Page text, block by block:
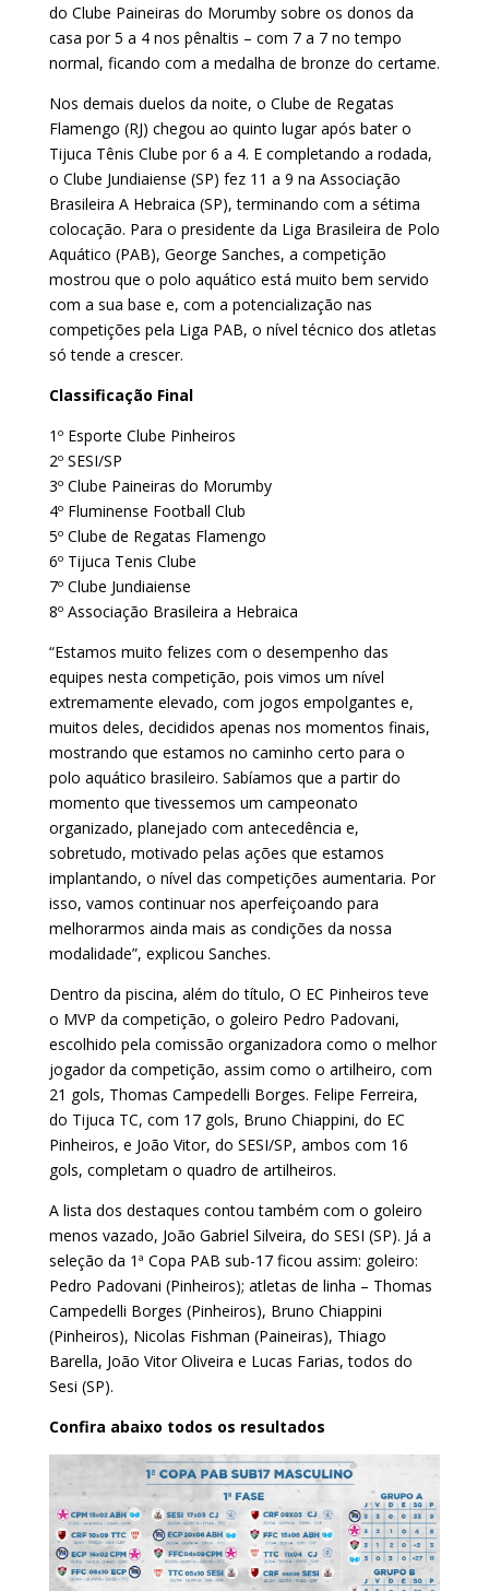
do Clube Paineiras do Morumby sobre os donos da
casa por 5 a 4 nos pênaltis – com 7 a 7 no tempo
normal, ficando com a medalha de bronze do certame.
Nos demais duelos da noite, o Clube de Regatas
Flamengo (RJ) chegou ao quinto lugar após bater o
Tijuca Tênis Clube por 6 a 4. E completando a rodada,
o Clube Jundiaiense (SP) fez 11 a 9 na Associação
Brasileira A Hebraica (SP), terminando com a sétima
colocação. Para o presidente da Liga Brasileira de Polo
Aquático (PAB), George Sanches, a competição
mostrou que o polo aquático está muito bem servido
com a sua base e, com a potencialização nas
competições pela Liga PAB, o nível técnico dos atletas
só tende a crescer.
Classificação Final
1º Esporte Clube Pinheiros
2º SESI/SP
3º Clube Paineiras do Morumby
4º Fluminense Football Club
5º Clube de Regatas Flamengo
6º Tijuca Tenis Clube
7º Clube Jundiaiense
8º Associação Brasileira a Hebraica
“Estamos muito felizes com o desempenho das
equipes nesta competição, pois vimos um nível
extremamente elevado, com jogos empolgantes e,
muitos deles, decididos apenas nos momentos finais,
mostrando que estamos no caminho certo para o
polo aquático brasileiro. Sabíamos que a partir do
momento que tivessemos um campeonato
organizado, planejado com antecedência e,
sobretudo, motivado pelas ações que estamos
implantando, o nível das competições aumentaria. Por
isso, vamos continuar nos aperfeiçoando para
melhorarmos ainda mais as condições da nossa
modalidade”, explicou Sanches.
Dentro da piscina, além do título, O EC Pinheiros teve
o MVP da competição, o goleiro Pedro Padovani,
escolhido pela comissão organizadora como o melhor
jogador da competição, assim como o artilheiro, com
21 gols, Thomas Campedelli Borges. Felipe Ferreira,
do Tijuca TC, com 17 gols, Bruno Chiappini, do EC
Pinheiros, e João Vitor, do SESI/SP, ambos com 16
gols, completam o quadro de artilheiros.
A lista dos destaques contou também com o goleiro
menos vazado, João Gabriel Silveira, do SESI (SP). Já a
seleção da 1ª Copa PAB sub-17 ficou assim: goleiro:
Pedro Padovani (Pinheiros); atletas de linha – Thomas
Campedelli Borges (Pinheiros), Bruno Chiappini
(Pinheiros), Nicolas Fishman (Paineiras), Thiago
Barella, João Vitor Oliveira e Lucas Farias, todos do
Sesi (SP).
Confira abaixo todos os resultados